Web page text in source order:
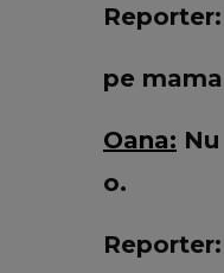
pe
Oana:
o.